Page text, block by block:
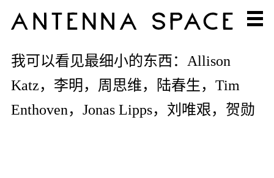
我可以看见最细小的东西：Allison
Katz，李明，周思维，陆春生，Tim
Enthoven，Jonas Lipps，刘唯艰，贺勋